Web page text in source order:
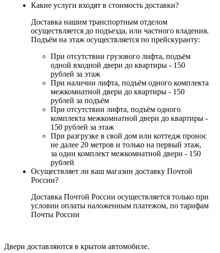
Какие услуги входят в стоимость доставки?
Доставка нашим транспортным отделом
осуществляется до подъезда, или частного владения.
Подъём на этаж осуществляется по прейскуранту:
При отсутствии грузового лифта, подъём
одной входной двери до квартиры - 150
рублей за этаж
При наличии лифта, подъём одного комплекта
межкомнатной двери до квартиры - 150
рублей за подъём
При отсутствии лифта, подъём одного
комплекта межкомнатной двери до квартиры -
150 рублей за этаж
При разгрузке в свой дом или коттедж пронос
не далее 20 метров и только на первый этаж,
за один комплект межкомнатной двери - 150
рублей
Осуществляет ли ваш магазин доставку Почтой
России?
Доставка Почтой России осуществляется только при
условии оплаты наложенным платежом, по тарифам
Почты России
Двери доставляются в крытом автомобиле.